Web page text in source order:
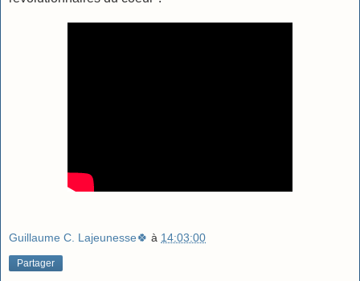
Guillaume C. Lajeunesse🍀 à 14:03:00
Partager